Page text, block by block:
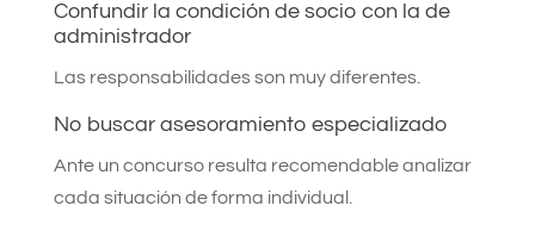
Confundir la condición de socio con la de
administrador
Las responsabilidades son muy diferentes.
No buscar asesoramiento especializado
Ante un concurso resulta recomendable analizar
cada situación de forma individual.